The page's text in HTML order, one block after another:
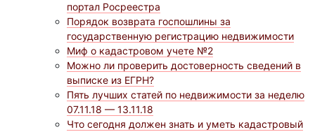
портал Росреестра
Порядок возврата госпошлины за
государственную регистрацию недвижимости
Миф о кадастровом учете №2
Можно ли проверить достоверность сведений в
выписке из ЕГРН?
Пять лучших статей по недвижимости за неделю
07.11.18 — 13.11.18
Что сегодня должен знать и уметь кадастровый